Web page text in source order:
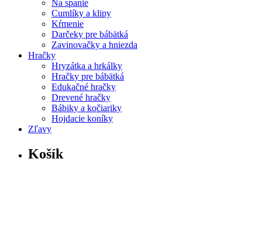
Na spanie
Cumlíky a klipy
Kŕmenie
Darčeky pre bábätká
Zavinovačky a hniezda
Hračky
Hryzátka a hrkálky
Hračky pre bábätká
Edukačné hračky
Drevené hračky
Bábiky a kočiariky
Hojdacie koníky
Zľavy
Košík